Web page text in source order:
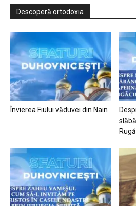
Descoperă ortodoxia
Învierea Fiului văduvei din Nain